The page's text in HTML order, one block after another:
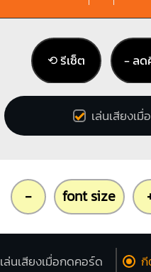
⟲ รีเซ็ต − ล
เล่นเสียงเ
- font size
เล่นเสียงเมื่อกดคอร์ด กี